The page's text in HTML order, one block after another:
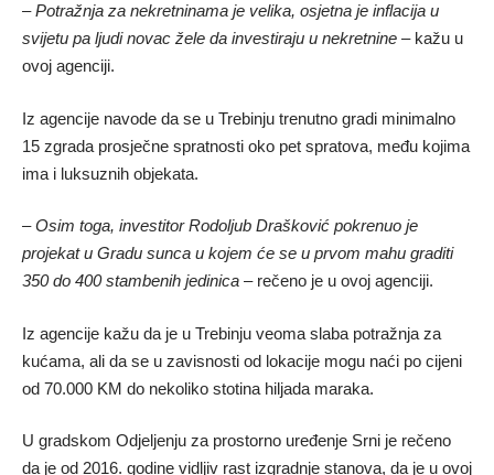
– Potražnja za nekretninama je velika, osjetna je inflacija u
svijetu pa ljudi novac žele da investiraju u nekretnine – kažu u
ovoj agenciji.
Iz agencije navode da se u Trebinju trenutno gradi minimalno
15 zgrada prosječne spratnosti oko pet spratova, među kojima
ima i luksuznih objekata.
– Osim toga, investitor Rodoljub Drašković pokrenuo je
projekat u Gradu sunca u kojem će se u prvom mahu graditi
350 do 400 stambenih jedinica – rečeno je u ovoj agenciji.
Iz agencije kažu da je u Trebinju veoma slaba potražnja za
kućama, ali da se u zavisnosti od lokacije mogu naći po cijeni
od 70.000 KM do nekoliko stotina hiljada maraka.
U gradskom Odjeljenju za prostorno uređenje Srni je rečeno
da je od 2016. godine vidljiv rast izgradnje stanova, da je u ovoj